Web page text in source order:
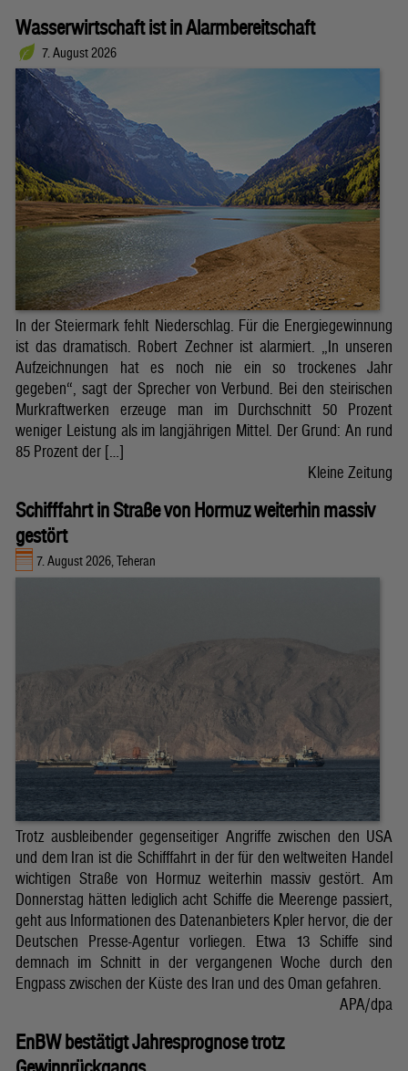
Wasserwirtschaft ist in Alarmbereitschaft
7. August 2026
In der Steiermark fehlt Niederschlag. Für die Energiegewinnung
ist das dramatisch. Robert Zechner ist alarmiert. „In unseren
Aufzeichnungen hat es noch nie ein so trockenes Jahr
gegeben“, sagt der Sprecher von Verbund. Bei den steirischen
Murkraftwerken erzeuge man im Durchschnitt 50 Prozent
weniger Leistung als im langjährigen Mittel. Der Grund: An rund
85 Prozent der […]
Kleine Zeitung
Schifffahrt in Straße von Hormuz weiterhin massiv
gestört
7. August 2026, Teheran
Trotz ausbleibender gegenseitiger Angriffe zwischen den USA
und dem Iran ist die Schifffahrt in der für den weltweiten Handel
wichtigen Straße von Hormuz weiterhin massiv gestört. Am
Donnerstag hätten lediglich acht Schiffe die Meerenge passiert,
geht aus Informationen des Datenanbieters Kpler hervor, die der
Deutschen Presse-Agentur vorliegen. Etwa 13 Schiffe sind
demnach im Schnitt in der vergangenen Woche durch den
Engpass zwischen der Küste des Iran und des Oman gefahren.
APA/dpa
EnBW bestätigt Jahresprognose trotz